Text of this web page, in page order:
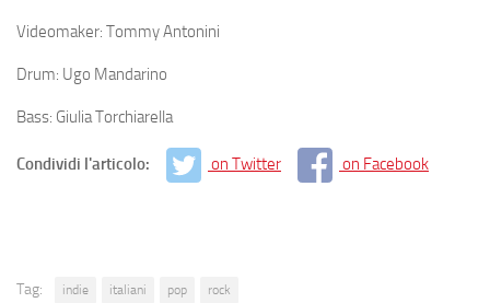
Videomaker: Tommy Antonini
Drum: Ugo Mandarino
Bass: Giulia Torchiarella
Condividi l'articolo: on Twitter on Facebook
Tag: indie italiani pop rock